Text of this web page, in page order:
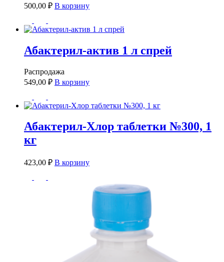
500,00 ₽ В корзину
Абактерил-актив 1 л спрей
Распродажа
549,00 ₽ В корзину
Абактерил-Хлор таблетки №300, 1
кг
423,00 ₽ В корзину